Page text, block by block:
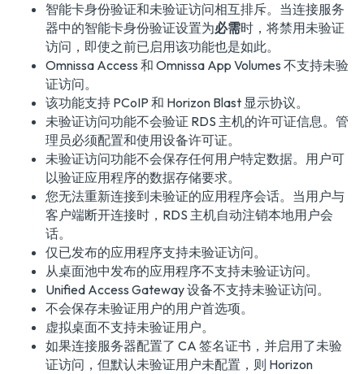
智能卡身份验证和未验证访问相互排斥。当连接服务
器中的智能卡身份验证设置为必需时，将禁用未验证
访问，即使之前已启用该功能也是如此。
Omnissa Access 和 Omnissa App Volumes 不支持未验
证访问。
该功能支持 PCoIP 和 Horizon Blast 显示协议。
未验证访问功能不会验证 RDS 主机的许可证信息。管
理员必须配置和使用设备许可证。
未验证访问功能不会保存任何用户特定数据。用户可
以验证应用程序的数据存储要求。
您无法重新连接到未验证的应用程序会话。当用户与
客户端断开连接时，RDS 主机自动注销本地用户会
话。
仅已发布的应用程序支持未验证访问。
从桌面池中发布的应用程序不支持未验证访问。
Unified Access Gateway 设备不支持未验证访问。
不会保存未验证用户的用户首选项。
虚拟桌面不支持未验证用户。
如果连接服务器配置了 CA 签名证书，并启用了未验
证访问，但默认未验证用户未配置，则 Horizon